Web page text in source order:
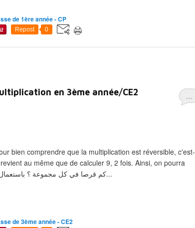
de 1ère année - CP
Repost 0
…
en 3ème année/CE2
bien comprendre que la multiplication est réversible, c'est-
au même que de calculer 9, 2 fois. Ainsi, on pourra
calculer plus vite ! كم قرصا في كل مجموعة ؟ باستعمال أقراص بكبيل...
de 3ème année - CE2